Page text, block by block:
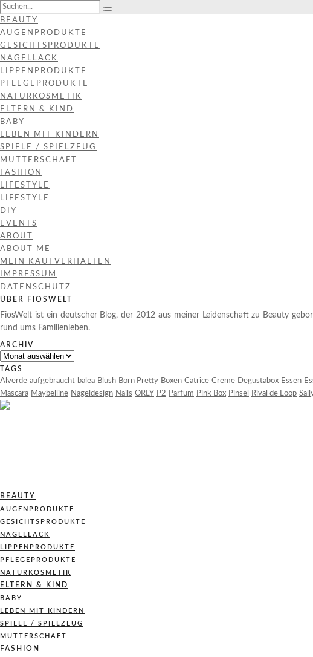
BEAUTY
AUGENPRODUKTE
GESICHTSPRODUKTE
NAGELLACK
LIPPENPRODUKTE
PFLEGEPRODUKTE
NATURKOSMETIK
ELTERN & KIND
BABY
LEBEN MIT KINDERN
SPIELE / SPIELZEUG
MUTTERSCHAFT
FASHION
LIFESTYLE
LIFESTYLE
DIY
EVENTS
ABOUT
ABOUT ME
MEIN KAUFVERHALTEN
IMPRESSUM
DATENSCHUTZ
ÜBER FIOSWELT
FiosWelt ist ein deutscher Blog, der 2012 aus meiner Leidenschaft zu Beauty
rund ums Familienleben.
ARCHIV
Archiv
TAGS
Alverde aufgebraucht balea Blush Born Pretty Boxen Catrice Creme Degustabox Essen
Mascara Maybelline Nageldesign Nails ORLY P2 Parfüm Pink Box Pinsel Rival de Loop
BEAUTY
AUGENPRODUKTE
GESICHTSPRODUKTE
NAGELLACK
LIPPENPRODUKTE
PFLEGEPRODUKTE
NATURKOSMETIK
ELTERN & KIND
BABY
LEBEN MIT KINDERN
SPIELE / SPIELZEUG
MUTTERSCHAFT
FASHION